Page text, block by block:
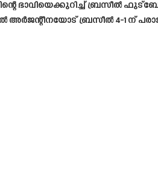
ഭാവിയെക്കുറിച്ച് ബ്രസീൽ
അർജന്റീനയോട് ബ്രസീൽ 4-1 ന്